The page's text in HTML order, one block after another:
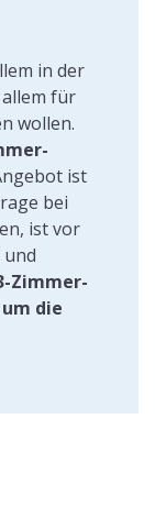
in der
für
wollen.
ist
bei
ist vor
Zimmer-
die